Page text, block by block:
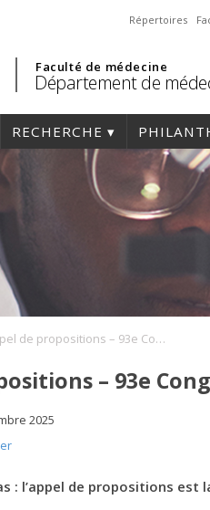
Répertoires
Faculté de médecine
Département de
RECHERCHE
Appel de propositions – 93e Congrès de l’Acfas
– 93e
2025
: l’appel de propositions est